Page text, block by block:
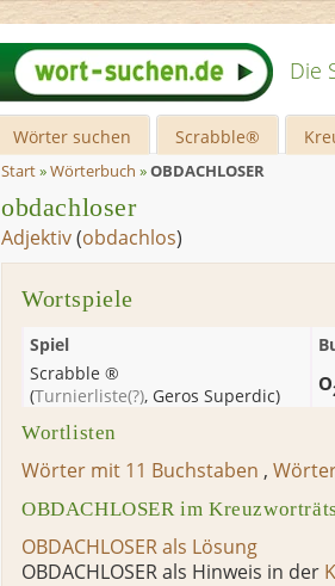
Die
Wörter suchen Scrabble®
Start»Wörterbuch »OBDACHLOSER
obdachloser
Adjektiv(obdachlos)
Wortspiele
Spiel
Scrabble ®
(Turnierliste(?), Geros Superdic) O
Wortlisten
Wörter mit 11 Buchstaben ,
OBDACHLOSER im
OBDACHLOSER als Lösung
OBDACHLOSER als Hinweis in der